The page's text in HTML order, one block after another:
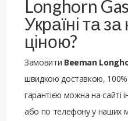
Longhorn
Україні та
ціною?
Замовити Beeman
швидкою доставкою,
гарантією можна на сайті
або по телефону у наших